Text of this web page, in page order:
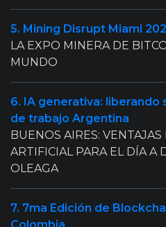
5. Mining Disrupt Miami
LA EXPO MINERA DE
MUNDO
6. IA generativa: liberando
de trabajo Argentina
BUENOS AIRES:
ARTIFICIAL PARA EL DÍA A
OLEAGA
7. 7ma Edición de